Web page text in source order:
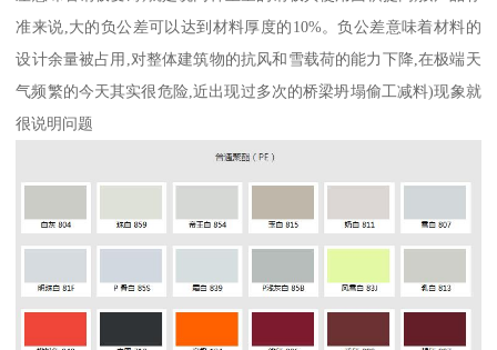
准来说,大的负公差可以达到材料厚度的10%。负公差意味着材料的
设计余量被占用,对整体建筑物的抗风和雪载荷的能力下降,在极端天
气频繁的今天其实很危险,近出现过多次的桥梁坍塌偷工减料)现象就
很说明问题